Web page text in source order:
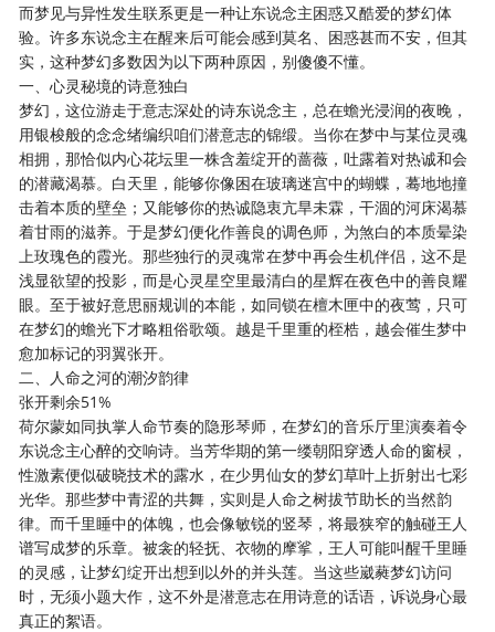
而梦见与异性发生联系更是一种让东说念主困惑又酷爱的梦幻体
验。许多东说念主在醒来后可能会感到莫名、困惑甚而不安，但其
实，这种梦幻多数因为以下两种原因，别傻傻不懂。
一、心灵秘境的诗意独白
梦幻，这位游走于意志深处的诗东说念主，总在蟾光浸润的夜晚，
用银梭般的念念绪编织咱们潜意志的锦缎。当你在梦中与某位灵魂
相拥，那恰似内心花坛里一株含羞绽开的蔷薇，吐露着对热诚和会
的潜藏渴慕。白天里，能够你像困在玻璃迷宫中的蝴蝶，蓦地地撞
击着本质的壁垒；又能够你的热诚隐衷亢旱未霖，干涸的河床渴慕
着甘雨的滋养。于是梦幻便化作善良的调色师，为煞白的本质晕染
上玫瑰色的霞光。那些独行的灵魂常在梦中再会生机伴侣，这不是
浅显欲望的投影，而是心灵星空里最清白的星辉在夜色中的善良耀
眼。至于被好意思丽规训的本能，如同锁在檀木匣中的夜莺，只可
在梦幻的蟾光下才略粗俗歌颂。越是千里重的桎梏，越会催生梦中
愈加标记的羽翼张开。
二、人命之河的潮汐韵律
张开剩余51%
荷尔蒙如同执掌人命节奏的隐形琴师，在梦幻的音乐厅里演奏着令
东说念主心醉的交响诗。当芳华期的第一缕朝阳穿透人命的窗棂，
性激素便似破晓技术的露水，在少男仙女的梦幻草叶上折射出七彩
光华。那些梦中青涩的共舞，实则是人命之树拔节助长的当然韵
律。而千里睡中的体魄，也会像敏锐的竖琴，将最狭窄的触碰王人
谱写成梦的乐章。被衾的轻抚、衣物的摩挲，王人可能叫醒千里睡
的灵感，让梦幻绽开出想到以外的并头莲。当这些崴蕤梦幻访问
时，无须小题大作，这不外是潜意志在用诗意的话语，诉说身心最
真正的絮语。